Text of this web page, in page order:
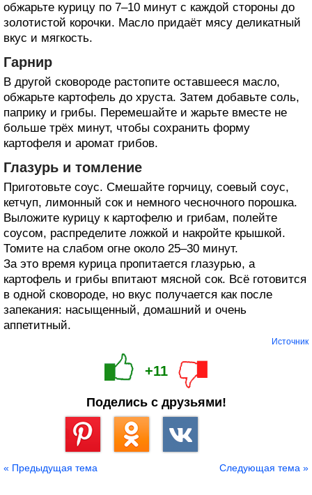
обжарьте курицу по 7–10 минут с каждой стороны до
золотистой корочки. Масло придаёт мясу деликатный
вкус и мягкость.
Гарнир
В другой сковороде растопите оставшееся масло,
обжарьте картофель до хруста. Затем добавьте соль,
паприку и грибы. Перемешайте и жарьте вместе не
больше трёх минут, чтобы сохранить форму
картофеля и аромат грибов.
Глазурь и томление
Приготовьте соус. Смешайте горчицу, соевый соус,
кетчуп, лимонный сок и немного чесночного порошка.
Выложите курицу к картофелю и грибам, полейте
соусом, распределите ложкой и накройте крышкой.
Томите на слабом огне около 25–30 минут.
За это время курица пропитается глазурью, а
картофель и грибы впитают мясной сок. Всё готовится
в одной сковороде, но вкус получается как после
запекания: насыщенный, домашний и очень
аппетитный.
Источник
+11
Поделись с друзьями!
« Предыдущая тема Следующая тема »